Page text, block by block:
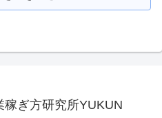
稼ぎ方研究所YUKUN